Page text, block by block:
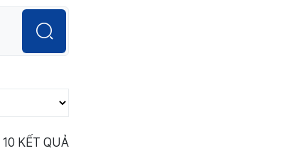
10 KẾT QUẢ